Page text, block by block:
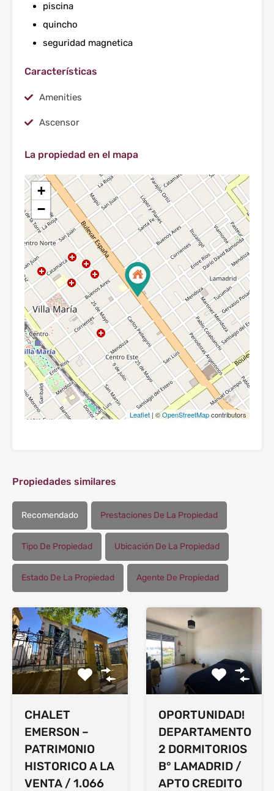
piscina
quincho
seguridad magnetica
Características
Amenities
Ascensor
La propiedad en el mapa
+
−
Leaflet | ©OpenStreetMapcontributors
Propiedades similares
Recomendado Prestaciones De La Propiedad
Tipo De Propiedad Ubicación De La Propiedad
Estado De La Propiedad Agente De Propiedad
CHALET
EMERSON –
PATRIMONIO
HISTORICO A LA
VENTA / 1.066
OPORTUNIDAD!
DEPARTAMENTO
2 DORMITORIOS
B° LAMADRID /
APTO CREDITO